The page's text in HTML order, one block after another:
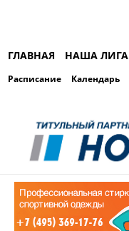
ГЛАВНАЯ НАША ЛИГА
Расписание Календарь